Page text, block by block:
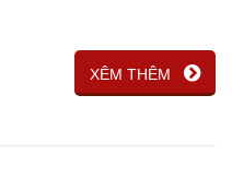
XÊM THÊM